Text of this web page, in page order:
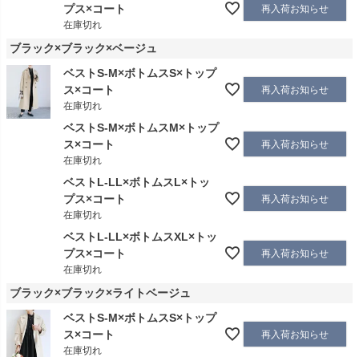
プス×コート
在庫切れ
再入荷お知らせ
ブラック×ブラック×ベージュ
ベストS-M×ボトムスS×トップ
ス×コート
在庫切れ
再入荷お知らせ
ベストS-M×ボトムスM×トップ
ス×コート
在庫切れ
再入荷お知らせ
ベストL-LL×ボトムスL×トッ
プス×コート
在庫切れ
再入荷お知らせ
ベストL-LL×ボトムスXL×トッ
プス×コート
在庫切れ
再入荷お知らせ
ブラック×ブラック×ライトベージュ
ベストS-M×ボトムスS×トップ
ス×コート
在庫切れ
再入荷お知らせ